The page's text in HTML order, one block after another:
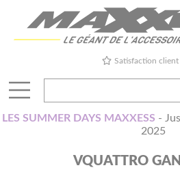
Satisfaction
LES SUMMER DAYS MAXXESS -
2025
VQUATTRO